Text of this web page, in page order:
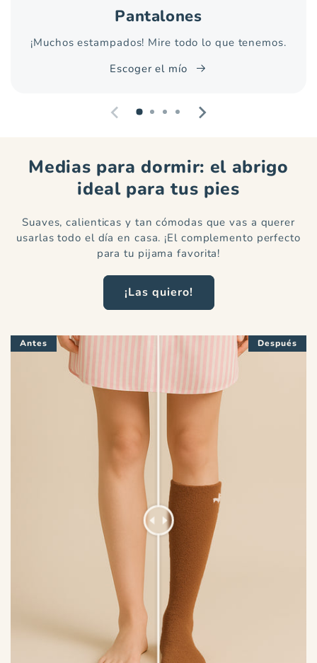
Pantalones
¡Muchos estampados! Mire todo lo que tenemos.
Escoger el mío
Medias para dormir: el abrigo
ideal para tus pies
Suaves, calienticas y tan cómodas que vas a querer
usarlas todo el día en casa. ¡El complemento perfecto
para tu pijama favorita!
¡Las quiero!
Antes Después